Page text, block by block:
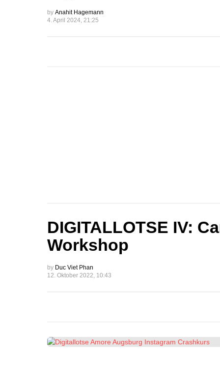
by Anahit Hagemann
4. April 2024, 21:25
DIGITALLOTSE IV:
Workshop
by Duc Viet Phan
12. Oktober 2022, 10:43